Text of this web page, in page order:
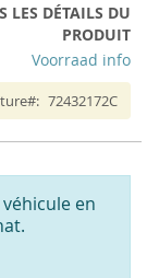
LES DÉTAILS DU
PRODUIT
Voorraad info
72432172C
en